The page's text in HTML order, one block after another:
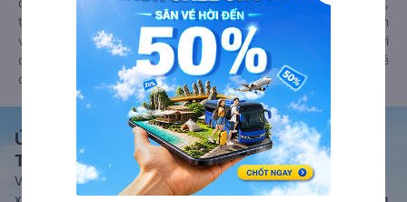
thời gian di chuyển của nhiều phương tiện máy bay, xe khách
và tàu hoả. Hệ thống của Goyolo được liên kết trực tiếp với
các hãng máy bay, xe khách và tàu hoả, luôn đảm bảo có vé
cho bạn di chuyển.
Ứng dụng đặt vé Xe khách, Máy bay,
Tàu hoả và Thuê xe
Vexere - ứng dụng đặt vé đa phương tiện với hơn 3000+ nhà
xe chất lượng cao, 5000+ tuyến đường toàn quốc, tất cả hãng